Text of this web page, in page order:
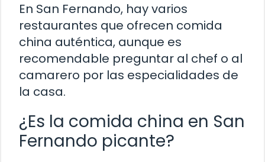
En San Fernando, hay varios
restaurantes que ofrecen comida
china auténtica, aunque es
recomendable preguntar al chef o al
camarero por las especialidades de
la casa.
¿Es la comida china en San
Fernando picante?